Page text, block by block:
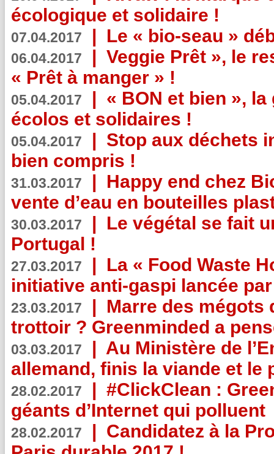
écologique et solidaire !
07.04.2017 | Le « bio-seau »
06.04.2017 | Veggie Prêt », le
« Prêt à manger » !
05.04.2017 | « BON et bien »,
écolos et solidaires !
05.04.2017 | Stop aux déchets
bien compris !
31.03.2017 | Happy end chez
vente d’eau en bouteilles
30.03.2017 | Le végétal se fait
Portugal !
27.03.2017 | La « Food Waste
initiative anti-gaspi lancée
23.03.2017 | Marre des mégots
trottoir ? Greenminded a
03.03.2017 | Au Ministère de
allemand, finis la viande et le
28.02.2017 | #ClickClean :
géants d’Internet qui polluent
28.02.2017 | Candidatez à la